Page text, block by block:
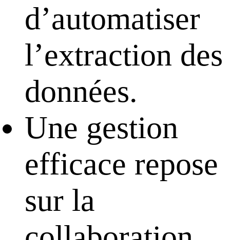
d’automatiser
l’extraction des
données.
Une gestion
efficace repose
sur la